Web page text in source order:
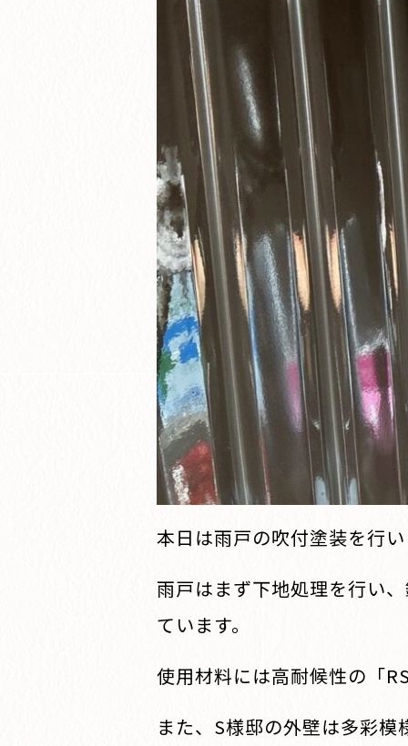
本日は雨戸の吹付塗装を行
雨戸はまず下地処理を行い
ています。
使用材料には高耐候性の「
また、S様邸の外壁は多彩